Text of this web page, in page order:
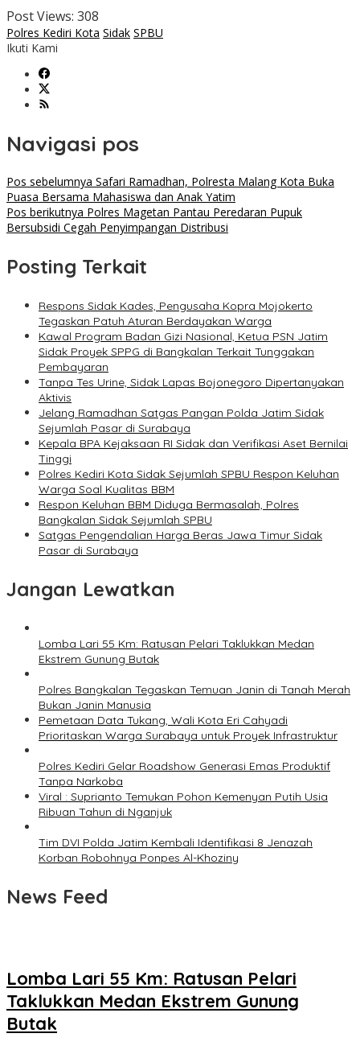
Post Views: 308
Polres Kediri Kota Sidak SPBU
Ikuti Kami
Navigasi pos
Pos sebelumnya Safari Ramadhan, Polresta Malang Kota Buka
Puasa Bersama Mahasiswa dan Anak Yatim
Pos berikutnya Polres Magetan Pantau Peredaran Pupuk
Bersubsidi Cegah Penyimpangan Distribusi
Posting Terkait
Respons Sidak Kades, Pengusaha Kopra Mojokerto
Tegaskan Patuh Aturan Berdayakan Warga
Kawal Program Badan Gizi Nasional, Ketua PSN Jatim
Sidak Proyek SPPG di Bangkalan Terkait Tunggakan
Pembayaran
Tanpa Tes Urine, Sidak Lapas Bojonegoro Dipertanyakan
Aktivis
Jelang Ramadhan Satgas Pangan Polda Jatim Sidak
Sejumlah Pasar di Surabaya
Kepala BPA Kejaksaan RI Sidak dan Verifikasi Aset Bernilai
Tinggi
Polres Kediri Kota Sidak Sejumlah SPBU Respon Keluhan
Warga Soal Kualitas BBM
Respon Keluhan BBM Diduga Bermasalah, Polres
Bangkalan Sidak Sejumlah SPBU
Satgas Pengendalian Harga Beras Jawa Timur Sidak
Pasar di Surabaya
Jangan Lewatkan
Lomba Lari 55 Km: Ratusan Pelari Taklukkan Medan
Ekstrem Gunung Butak
Polres Bangkalan Tegaskan Temuan Janin di Tanah Merah
Bukan Janin Manusia
Pemetaan Data Tukang, Wali Kota Eri Cahyadi
Prioritaskan Warga Surabaya untuk Proyek Infrastruktur
Polres Kediri Gelar Roadshow Generasi Emas Produktif
Tanpa Narkoba
Viral : Suprianto Temukan Pohon Kemenyan Putih Usia
Ribuan Tahun di Nganjuk
Tim DVI Polda Jatim Kembali Identifikasi 8 Jenazah
Korban Robohnya Ponpes Al-Khoziny
News Feed
Lomba Lari 55 Km: Ratusan Pelari
Taklukkan Medan Ekstrem Gunung
Butak